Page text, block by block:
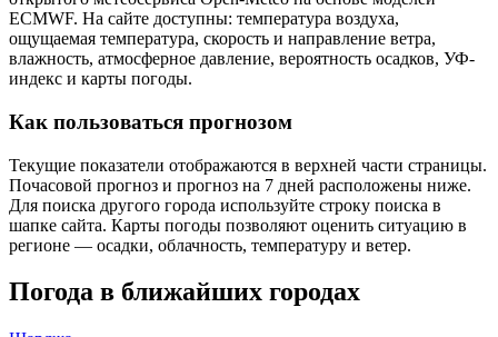
ECMWF. На сайте доступны: температура воздуха,
ощущаемая температура, скорость и направление ветра,
влажность, атмосферное давление, вероятность осадков, УФ-
индекс и карты погоды.
Как пользоваться прогнозом
Текущие показатели отображаются в верхней части страницы.
Почасовой прогноз и прогноз на 7 дней расположены ниже.
Для поиска другого города используйте строку поиска в
шапке сайта. Карты погоды позволяют оценить ситуацию в
регионе — осадки, облачность, температуру и ветер.
Погода в ближайших городах